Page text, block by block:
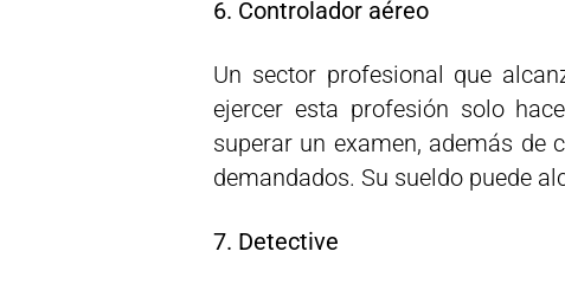
6. Controlador aéreo
Un sector profesional que
ejercer esta profesión solo
superar un examen, además
demandados. Su sueldo puede
7. Detective